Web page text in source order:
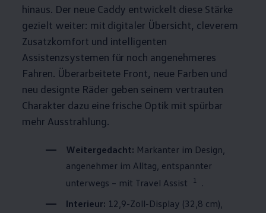
hinaus. Der neue Caddy entwickelt diese Stärke
gezielt weiter: mit digitaler Übersicht, cleverem
Zusatzkomfort und intelligenten
Assistenzsystemen für noch angenehmeres
Fahren. Überarbeitete Front, neue Farben und
neu designte Räder geben seinem vertrauten
Charakter dazu eine frische Optik mit spürbar
mehr Ausstrahlung.
Weitergedacht: Markanter im Design,
angenehmer im Alltag, entspannter
unterwegs – mit Travel Assist
1
.
Interieur: 12,9-Zoll-Display (32,8 cm),